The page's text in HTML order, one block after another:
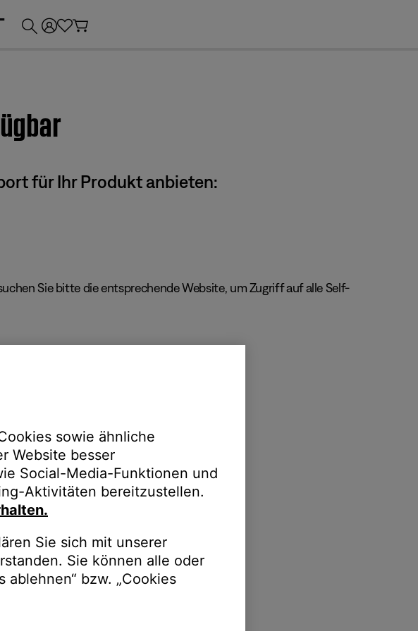
für Ihr Produkt anbieten:
Sie bitte die entsprechende Website, um Zugriff auf alle Self-
sowie ähnliche
Website besser
Social-Media-Funktionen und
Aktivitäten bereitzustellen.
Sie sich mit unserer
Sie können alle oder
bzw. „Cookies